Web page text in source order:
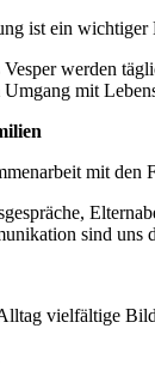
ist ein
werden
mit
mit den
sind uns
vielfältige